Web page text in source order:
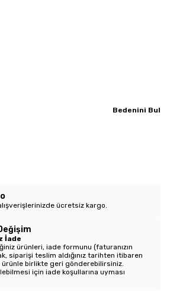
Bedenini Bul
ücretsiz kargo.
İade
ürünleri, iade formunu (faturanızın
siparişi teslim aldığınız tarihten itibaren
birlikte geri gönderebilirsiniz.
için iade koşullarına uyması